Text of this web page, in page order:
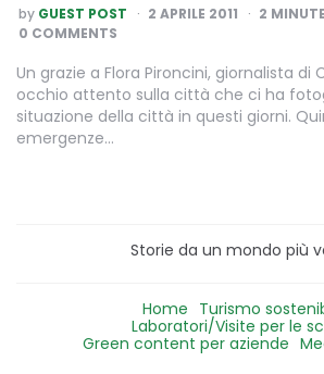
POSTED
BY
by GUEST POST 2 APRILE 2011 2
0 COMMENTS
Un grazie a Flora Pironcini, giornalista di
occhio attento sulla città che ci ha
situazione della città in questi giorni.
emergenze…
Storie da un mondo più
Home Turismo
Laboratori/Visite per le
Green content per aziende